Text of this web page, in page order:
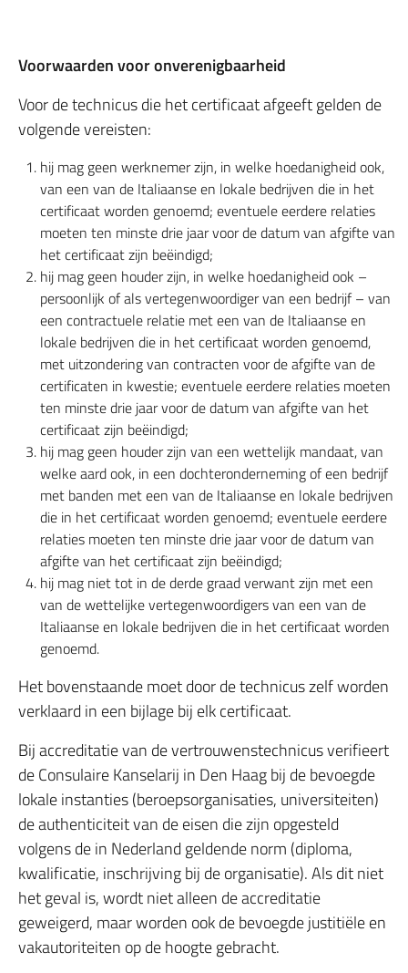
Voorwaarden voor onverenigbaarheid
Voor de technicus die het certificaat afgeeft gelden de
volgende vereisten:
hij mag geen werknemer zijn, in welke hoedanigheid ook,
van een van de Italiaanse en lokale bedrijven die in het
certificaat worden genoemd; eventuele eerdere relaties
moeten ten minste drie jaar voor de datum van afgifte van
het certificaat zijn beëindigd;
hij mag geen houder zijn, in welke hoedanigheid ook –
persoonlijk of als vertegenwoordiger van een bedrijf – van
een contractuele relatie met een van de Italiaanse en
lokale bedrijven die in het certificaat worden genoemd,
met uitzondering van contracten voor de afgifte van de
certificaten in kwestie; eventuele eerdere relaties moeten
ten minste drie jaar voor de datum van afgifte van het
certificaat zijn beëindigd;
hij mag geen houder zijn van een wettelijk mandaat, van
welke aard ook, in een dochteronderneming of een bedrijf
met banden met een van de Italiaanse en lokale bedrijven
die in het certificaat worden genoemd; eventuele eerdere
relaties moeten ten minste drie jaar voor de datum van
afgifte van het certificaat zijn beëindigd;
hij mag niet tot in de derde graad verwant zijn met een
van de wettelijke vertegenwoordigers van een van de
Italiaanse en lokale bedrijven die in het certificaat worden
genoemd.
Het bovenstaande moet door de technicus zelf worden
verklaard in een bijlage bij elk certificaat.
Bij accreditatie van de vertrouwenstechnicus verifieert
de Consulaire Kanselarij in Den Haag bij de bevoegde
lokale instanties (beroepsorganisaties, universiteiten)
de authenticiteit van de eisen die zijn opgesteld
volgens de in Nederland geldende norm (diploma,
kwalificatie, inschrijving bij de organisatie). Als dit niet
het geval is, wordt niet alleen de accreditatie
geweigerd, maar worden ook de bevoegde justitiële en
vakautoriteiten op de hoogte gebracht.